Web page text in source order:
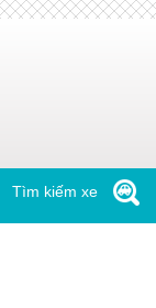
Tìm kiếm xe